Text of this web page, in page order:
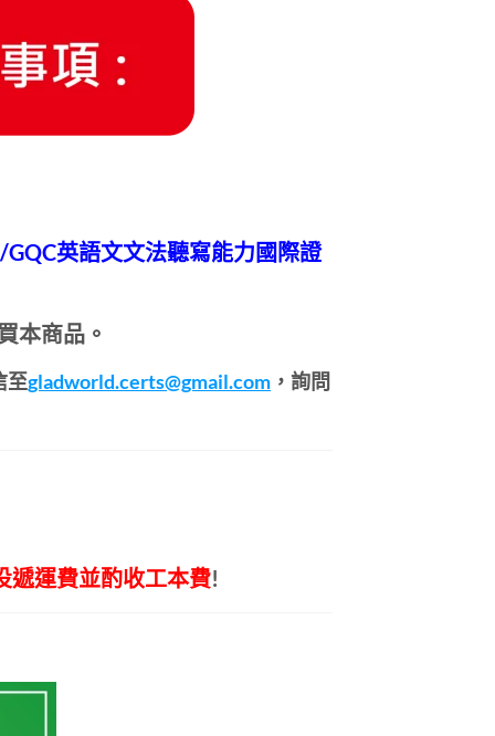
英語文文法聽寫能力國際證
本商品。
至gladworld.certs@gmail.com ，詢問
遞運費並酌收工本費!